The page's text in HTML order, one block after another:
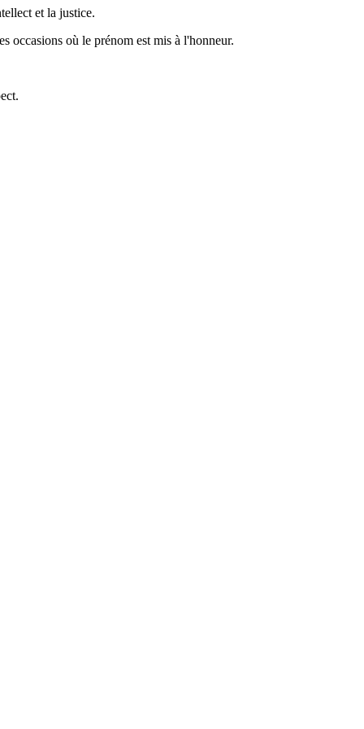
et la justice.
occasions où le prénom est mis à l'honneur.